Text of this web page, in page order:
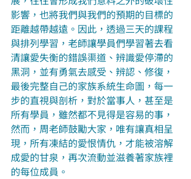
影響，也將我們與我們的預期的目標的
距離越帶越遠。因此，透過三天的課程
與排列學習，老師讓學員們學習著去看
清讓愛失衡的錯誤渠道、辨識愛停滯的
黑洞，並有勇氣去感受、辨認、修復，
最後完整自己的家族系統生命圖，每一
步的直視與剖析，對於當事人，甚至是
所有學員，雖然都不見得是容易的事，
然而，周老師鼓勵大家，唯有讓真相呈
現，所有凍結的愛恨情仇，才能被溶解
成愛的甘泉，再次流動並滋養著家族裡
的每位成員。